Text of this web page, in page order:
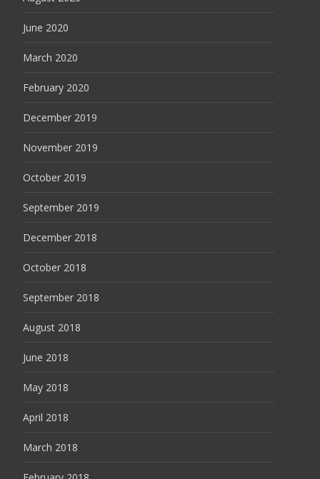
June 2020
March 2020
February 2020
December 2019
November 2019
October 2019
September 2019
December 2018
October 2018
September 2018
August 2018
June 2018
May 2018
April 2018
March 2018